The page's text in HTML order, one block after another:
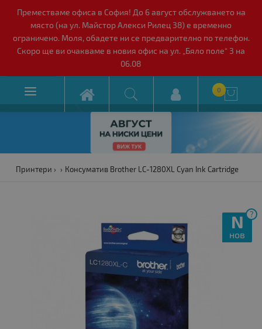
Преместваме офиса в София! До 6 август обслужването на
място (на ул. Майстор Алекси Рилец 38) е временно
ограничено. Моля, обадете ни се предварително по телефон.
Скоро ще ви очакваме в новия офис на ул. „Бяло поле“ 3 на
06.08
 0 
Принтери Консуматив Brother LC-1280XL Cyan Ink Cartridge
?
N
нов